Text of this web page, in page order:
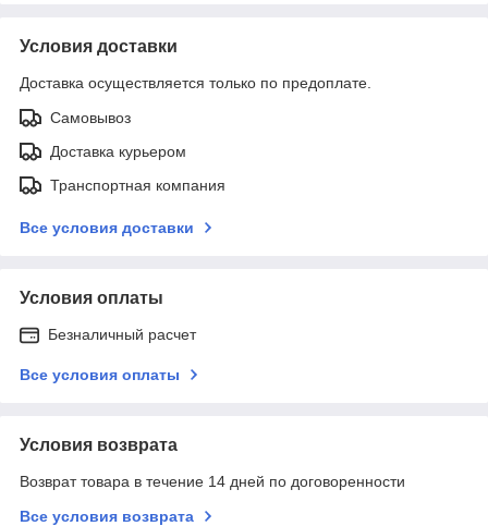
Условия доставки
Доставка осуществляется только по предоплате.
Самовывоз
Доставка курьером
Транспортная компания
Все условия доставки
Условия оплаты
Безналичный расчет
Все условия оплаты
Условия возврата
Возврат товара в течение 14 дней по договоренности
Все условия возврата